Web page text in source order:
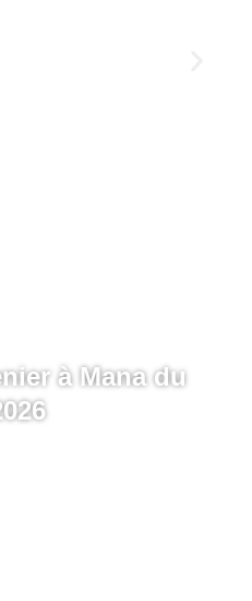
à Mana du